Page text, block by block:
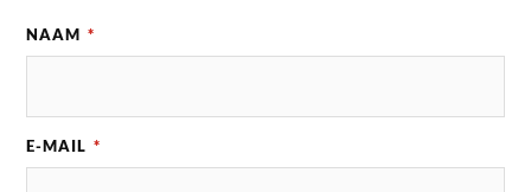
NAAM *
E-MAIL *